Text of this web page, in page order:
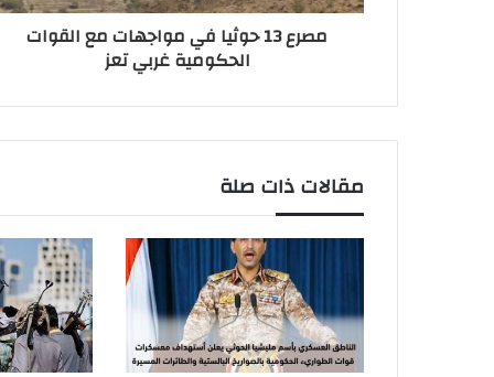
مصرع 13 حوثيا في مواجهات مع القوات
الحكومية غربي تعز
مقالات ذات صلة